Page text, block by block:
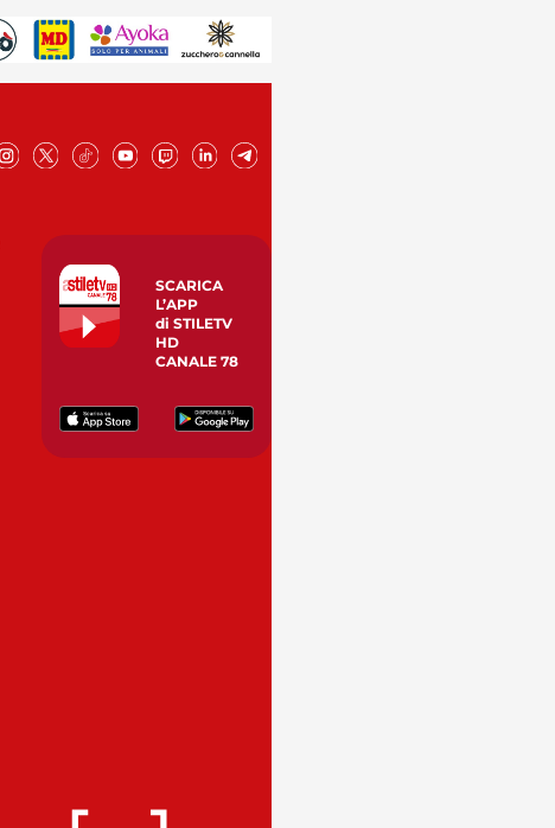
SCARICA
L’APP
di STILETV
HD
CANALE 78